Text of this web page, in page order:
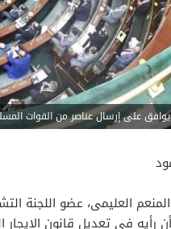
على إرسال عناصر من القوات
العليمى، عضو اللجنة
رأيه في تعديل قانون الإيجار